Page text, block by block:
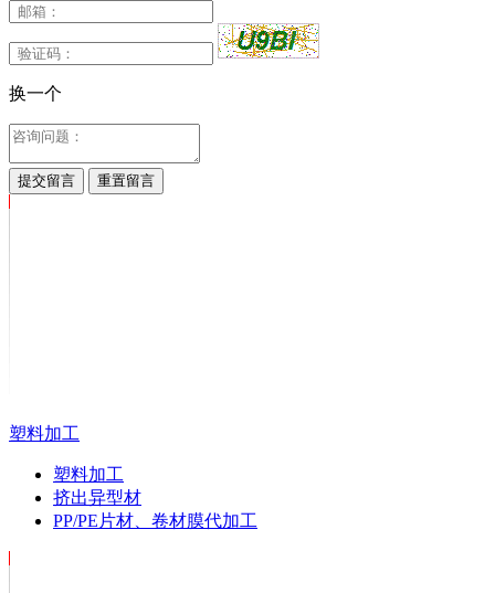
换一个
提交留言 重置留言
塑料加工
塑料加工
挤出异型材
PP/PE片材、卷材膜代加工